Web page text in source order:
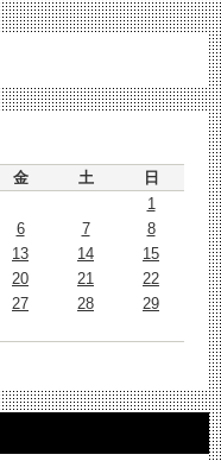
金 土
日
1
6 7
8
13 14
15
20 21
22
27 28
29